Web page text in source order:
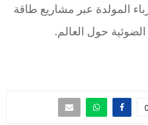
المولدة عبر مشاريع طاقة
حول العالم.